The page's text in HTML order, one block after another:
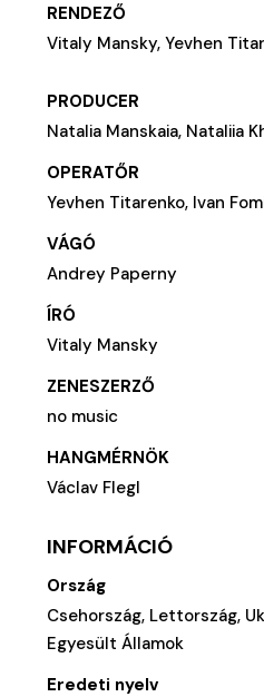
RENDEZŐ
Vitaly Mansky, Yevhen
PRODUCER
Natalia Manskaia, Nataliia
OPERATŐR
Yevhen Titarenko, Ivan
VÁGÓ
Andrey Paperny
ÍRÓ
Vitaly Mansky
ZENESZERZŐ
no music
HANGMÉRNÖK
Václav Flegl
INFORMÁCIÓ
Ország
Csehország, Lettország,
Egyesült Államok
Eredeti nyelv